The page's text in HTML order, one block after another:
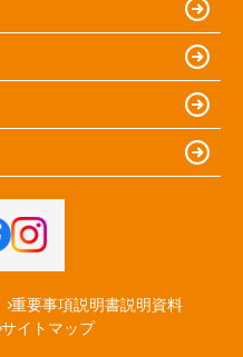
重要事項説明書説明資料
サイトマップ